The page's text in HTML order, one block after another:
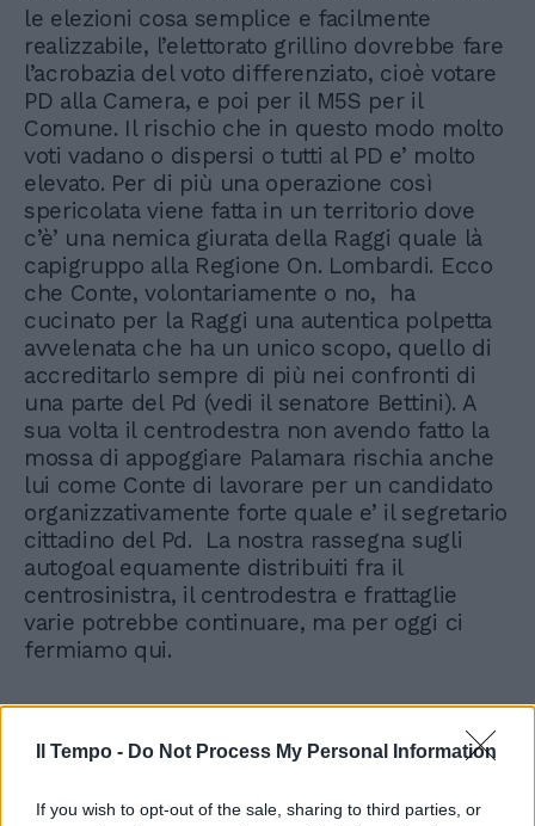
Il Tempo - Do Not Process My Personal Information
If you wish to opt-out of the sale, sharing to third parties, or
le elezioni cosa semplice e facilmente
realizzabile, l’elettorato grillino dovrebbe fare
l’acrobazia del voto differenziato, cioè votare
PD alla Camera, e poi per il M5S per il
Comune. Il rischio che in questo modo molto
voti vadano o dispersi o tutti al PD e’ molto
elevato. Per di più una operazione così
spericolata viene fatta in un territorio dove
c’è’ una nemica giurata della Raggi quale là
capigruppo alla Regione On. Lombardi. Ecco
che Conte, volontariamente o no, ha
cucinato per la Raggi una autentica polpetta
avvelenata che ha un unico scopo, quello di
accreditarlo sempre di più nei confronti di
una parte del Pd (vedi il senatore Bettini). A
sua volta il centrodestra non avendo fatto la
mossa di appoggiare Palamara rischia anche
lui come Conte di lavorare per un candidato
organizzativamente forte quale e’ il segretario
cittadino del Pd. La nostra rassegna sugli
autogoal equamente distribuiti fra il
centrosinistra, il centrodestra e frattaglie
varie potrebbe continuare, ma per oggi ci
fermiamo qui.